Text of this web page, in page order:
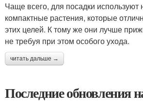
Чаще всего, для посадки используют
компактные растения, которые
этих целей. К тому же они лучше
не требуя при этом особого ухода.
читать дальше →
Последние обновления